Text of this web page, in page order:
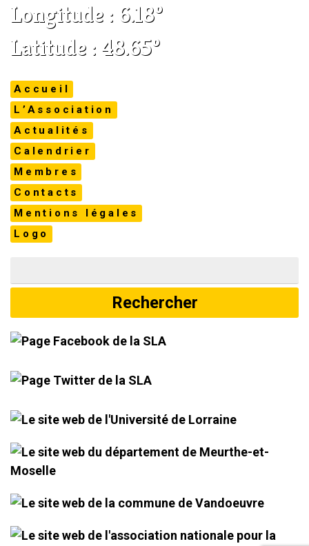
Longitude : 6.18°
Latitude : 48.65°
Accueil
L’Association
Actualités
Calendrier
Membres
Contacts
Mentions légales
Logo